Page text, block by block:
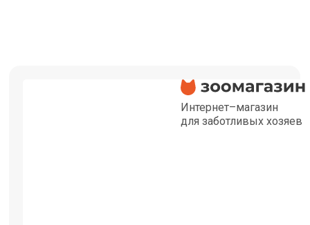
Интернет–магазин
для заботливых хозяев